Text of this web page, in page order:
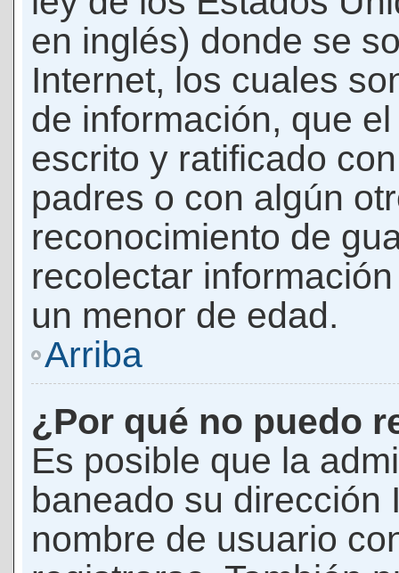
en inglés) donde se
Internet, los cuales
de información, que
escrito y ratificado
padres o con algún
reconocimiento de
recolectar
un menor de edad.
Arriba
¿Por qué no puedo
Es posible que la
baneado su dirección
nombre de usuario